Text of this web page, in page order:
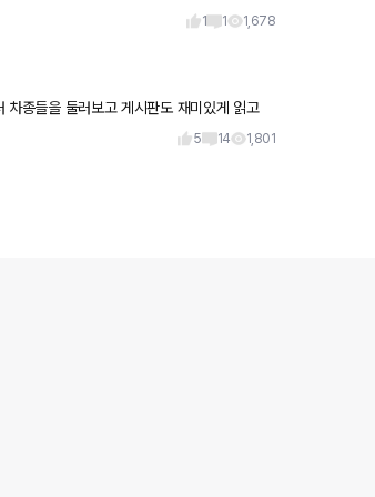
1 1 1,678
종들을 둘러보고 게시판도 재미있게 읽고
5 14 1,801